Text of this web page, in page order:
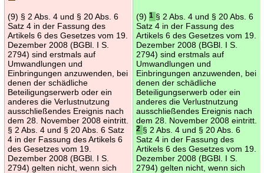
(9) § 2 Abs. 4 und § 20 Abs. 6
Satz 4 in der Fassung des
Artikels 6 des Gesetzes vom 19.
Dezember 2008 (BGBl. I S.
2794) sind erstmals auf
Umwandlungen und
Einbringungen anzuwenden, bei
denen der schädliche
Beteiligungserwerb oder ein
anderes die Verlustnutzung
ausschließendes Ereignis nach
dem 28. November 2008 eintritt.
§ 2 Abs. 4 und § 20 Abs. 6 Satz
4 in der Fassung des Artikels 6
des Gesetzes vom 19.
Dezember 2008 (BGBl. I S.
2794) gelten nicht, wenn sich
(9) 1 § 2 Abs. 4 und § 20 Abs. 6
Satz 4 in der Fassung des
Artikels 6 des Gesetzes vom 19.
Dezember 2008 (BGBl. I S.
2794) sind erstmals auf
Umwandlungen und
Einbringungen anzuwenden, bei
denen der schädliche
Beteiligungserwerb oder ein
anderes die Verlustnutzung
ausschließendes Ereignis nach
dem 28. November 2008 eintritt.
2 § 2 Abs. 4 und § 20 Abs. 6
Satz 4 in der Fassung des
Artikels 6 des Gesetzes vom 19.
Dezember 2008 (BGBl. I S.
2794) gelten nicht, wenn sich